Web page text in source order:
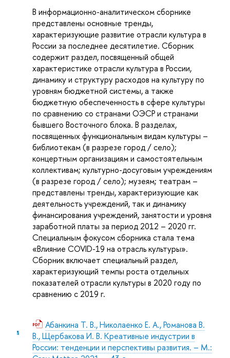
В информационно-аналитическом сборнике
представлены основные тренды,
характеризующие развитие отрасли культура в
России за последнее десятилетие. Сборник
содержит раздел, посвященный общей
характеристике отрасли культура в России,
динамику и структуру расходов на культуру по
уровням бюджетной системы, а также
бюджетную обеспеченность в сфере культуры
по сравнению со странами ОЭСР и странами
бывшего Восточного блока. В разделах,
посвященных функциональным видам культуры –
библиотекам (в разрезе город / село);
концертным организациям и самостоятельным
коллективам; культурно-досуговым учреждениям
(в разрезе город / село); музеям; театрам –
представлены тренды, характеризующие как
деятельность учреждений, так и динамику
финансирования учреждений, занятости и уровня
заработной платы за период 2012 – 2020 гг.
Специальным фокусом сборника стала тема
«Влияние COVID-19 на отрасль культуры».
Сборник включает специальный раздел,
характеризующий темпы роста отдельных
показателей отрасли культуры в 2020 году по
сравнению с 2019 г.
Абанкина Т. В., Николаенко Е. А., Романова В.
В., Щербакова И. В. Креативные индустрии в
России: тенденции и перспективы развития. – М.: